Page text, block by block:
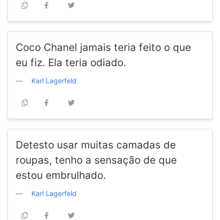
Coco Chanel jamais teria feito o que
eu fiz. Ela teria odiado.
Karl Lagerfeld
Detesto usar muitas camadas de
roupas, tenho a sensação de que
estou embrulhado.
Karl Lagerfeld